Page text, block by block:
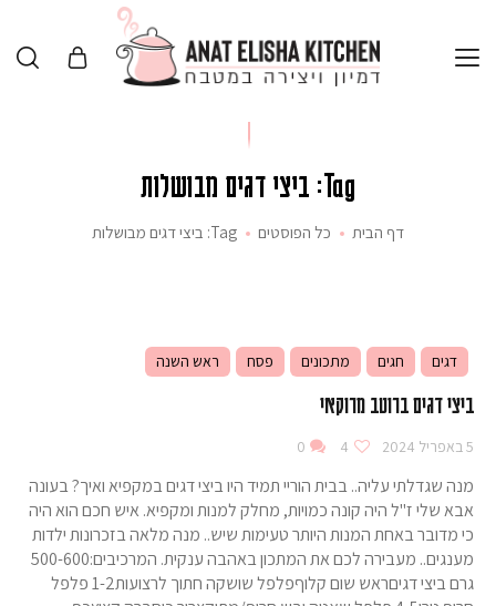
Tag: ביצי דגים מבושלות
דף הבית כל הפוסטים Tag: ביצי דגים מבושלות
דגים חגים מתכונים פסח ראש השנה
ביצי דגים ברוטב מרוקאי
5 באפריל 2024 4
0
מנה שגדלתי עליה.. בבית הוריי תמיד היו ביצי דגים במקפיא ואיך? בעונה
אבא שלי ז"ל היה קונה כמויות, מחלק למנות ומקפיא. איש חכם הוא היה
כי מדובר באחת המנות היותר טעימות שיש.. מנה מלאה בזכרונות ילדות
מענגים.. מעבירה לכם את המתכון באהבה ענקית. המרכיבים:500-600
גרם ביצי דגיםראש שום קלוףפלפל שושקה חתוך לרצועות1-2 פלפל